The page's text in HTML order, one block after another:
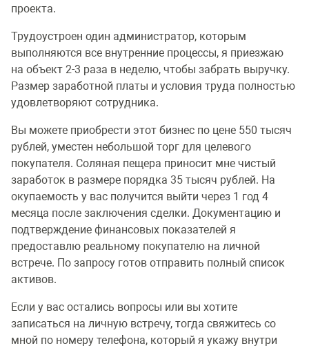
проекта.
Трудоустроен один администратор, которым
выполняются все внутренние процессы, я приезжаю
на объект 2-3 раза в неделю, чтобы забрать выручку.
Размер заработной платы и условия труда полностью
удовлетворяют сотрудника.
Вы можете приобрести этот бизнес по цене 550 тысяч
рублей, уместен небольшой торг для целевого
покупателя. Соляная пещера приносит мне чистый
заработок в размере порядка 35 тысяч рублей. На
окупаемость у вас получится выйти через 1 год 4
месяца после заключения сделки. Документацию и
подтверждение финансовых показателей я
предоставлю реальному покупателю на личной
встрече. По запросу готов отправить полный список
активов.
Если у вас остались вопросы или вы хотите
записаться на личную встречу, тогда свяжитесь со
мной по номеру телефона, который я укажу внутри